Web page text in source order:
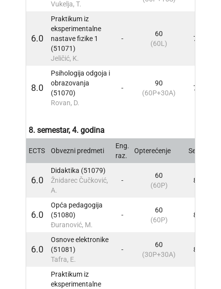
Vukelja, T.
6.0
Praktikum iz
eksperimentalne
nastave fizike 1
(51071)
Jeličić, K.
-
60
(60L)
7
8.0
Psihologija odgoja i
obrazovanja
(51070)
Rovan, D.
-
90
(60P+30A)
7
8. semestar, 4. godina
ECTS Obvezni predmeti
Eng.
raz.
Opterećenje Sem
6.0
Didaktika (51079)
Žnidarec Čučković,
A.
-
60
(60P)
8
6.0
Opća pedagogija
(51080)
Đuranović, M.
-
60
(60P)
8
6.0
Osnove elektronike
(51081)
Tafra, E.
-
60
(30P+30A)
8
Praktikum iz
eksperimentalne